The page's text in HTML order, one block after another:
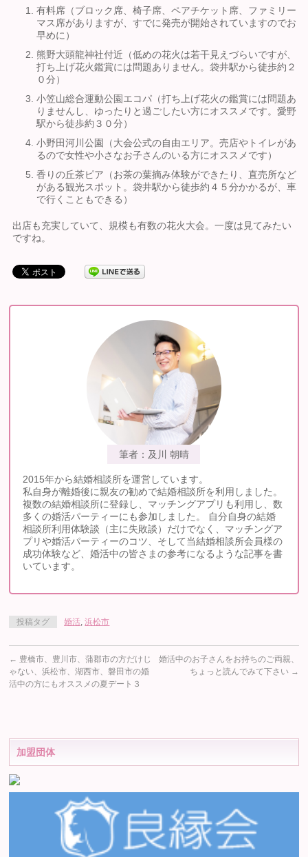
有料席（ブロック席、椅子席、ペアチケット席、ファミリー
マス席がありますが、すでに発売が開始されていますのでお
早めに）
熊野大頭龍神社付近（低めの花火は若干見えづらいですが、
打ち上げ花火鑑賞には問題ありません。袋井駅から徒歩約２
０分）
小笠山総合運動公園エコパ（打ち上げ花火の鑑賞には問題あ
りませんし、ゆったりと過ごしたい方にオススメです。愛野
駅から徒歩約３０分）
小野田河川公園（大会公式の自由エリア。売店やトイレがあ
るので女性や小さなお子さんのいる方にオススメです）
香りの丘茶ピア（お茶の葉摘み体験ができたり、直売所など
がある観光スポット。袋井駅から徒歩約４５分かかるが、車
で行くこともできる）
出店も充実していて、規模も有数の花火大会。一度は見てみたい
ですね。
筆者：及川 朝晴
2015年から結婚相談所を運営しています。
私自身が離婚後に親友の勧めで結婚相談所を利用しました。
複数の結婚相談所に登録し、マッチングアプリも利用し、数
多くの婚活パーティーにも参加しました。 自分自身の結婚
相談所利用体験談（主に失敗談）だけでなく、マッチングア
プリや婚活パーティーのコツ、そして当結婚相談所会員様の
成功体験など、婚活中の皆さまの参考になるような記事を書
いています。
投稿タグ 婚活,浜松市
← 豊橋市、豊川市、蒲郡市の方だけじ
ゃない、浜松市、湖西市、磐田市の婚
活中の方にもオススメの夏デート３
婚活中のお子さんをお持ちのご両親、
ちょっと読んでみて下さい →
加盟団体